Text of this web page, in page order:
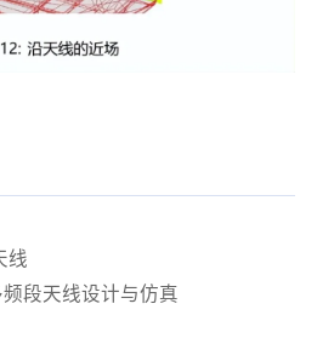
线
段天线设计与仿真